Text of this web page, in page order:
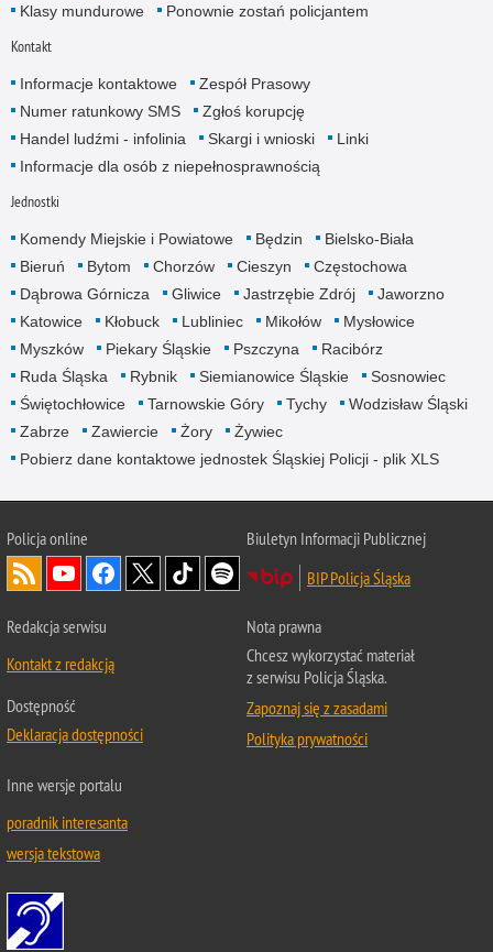
Klasy mundurowe
Ponownie zostań policjantem
Kontakt
Informacje kontaktowe
Zespół Prasowy
Numer ratunkowy SMS
Zgłoś korupcję
Handel ludźmi - infolinia
Skargi i wnioski
Linki
Informacje dla osób z niepełnosprawnością
Jednostki
Komendy Miejskie i Powiatowe Będzin
Bielsko-Biała
Bieruń
Bytom Chorzów Cieszyn
Częstochowa
Dąbrowa Górnicza
Gliwice Jastrzębie Zdrój
Jaworzno
Katowice
Kłobuck Lubliniec Mikołów
Mysłowice
Myszków
Piekary Śląskie Pszczyna
Racibórz
Ruda Śląska
Rybnik Siemianowice Śląskie
Sosnowiec
Świętochłowice
Tarnowskie Góry Tychy
Wodzisław Śląski
Zabrze
Zawiercie Żory
Żywiec
Pobierz dane kontaktowe jednostek Śląskiej Policji - plik XLS
Policja online
Biuletyn Informacji Publicznej
BIP Policja Śląska
Redakcja serwisu
Kontakt z redakcją
Dostępność
Deklaracja dostępności
Nota prawna
Chcesz wykorzystać materiał
z serwisu Policja Śląska.
Zapoznaj się z zasadami
Polityka prywatności
Inne wersje portalu
poradnik interesanta
wersja tekstowa